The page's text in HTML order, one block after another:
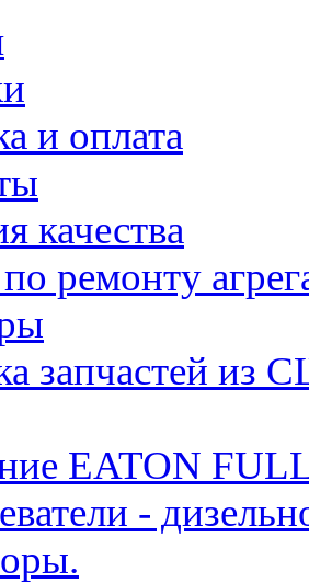
и оплата
качества
ремонту
запчастей
EATON
-